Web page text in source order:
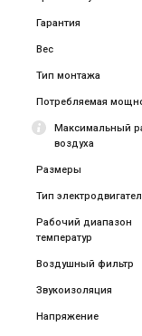
Купить
Оставить отзыв
Швеция
установка
TR04 EL
Цена
Цена по запросу
Купить
Оставить отзыв
Гарантия
Вес
Тип монтажа
Потребляемая
Максимальный
воздуха
Размеры
Тип
Рабочий диапазон
температур
Воздушный фильтр
Звукоизоляция
Напряжение